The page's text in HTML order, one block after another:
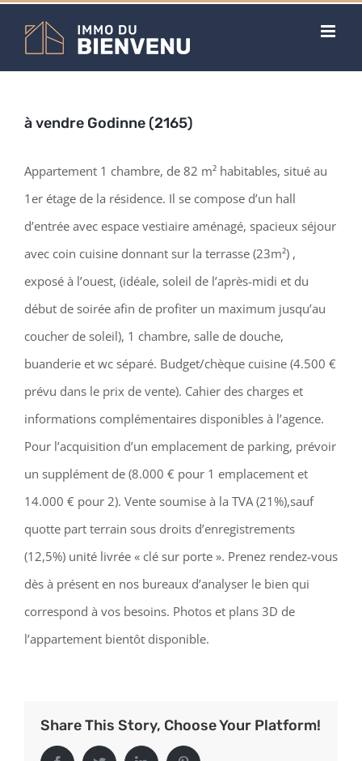
content
à vendre Godinne (2165)
Appartement 1 chambre, de 82 m² habitables, situé au
1er étage de la résidence. Il se compose d’un hall
d’entrée avec espace vestiaire aménagé, spacieux séjour
avec coin cuisine donnant sur la terrasse (23m²) ,
exposé à l’ouest, (idéale, soleil de l’après-midi et du
début de soirée afin de profiter un maximum jusqu’au
coucher de soleil), 1 chambre, salle de douche,
buanderie et wc séparé. Budget/chèque cuisine (4.500 €
prévu dans le prix de vente). Cahier des charges et
informations complémentaires disponibles à l’agence.
Pour l’acquisition d’un emplacement de parking, prévoir
un supplément de (8.000 € pour 1 emplacement et
14.000 € pour 2). Vente soumise à la TVA (21%),sauf
quotte part terrain sous droits d’enregistrements
(12,5%) unité livrée « clé sur porte ». Prenez rendez-vous
dès à présent en nos bureaux d’analyser le bien qui
correspond à vos besoins. Photos et plans 3D de
l’appartement bientôt disponible.
Share This Story, Choose Your Platform!